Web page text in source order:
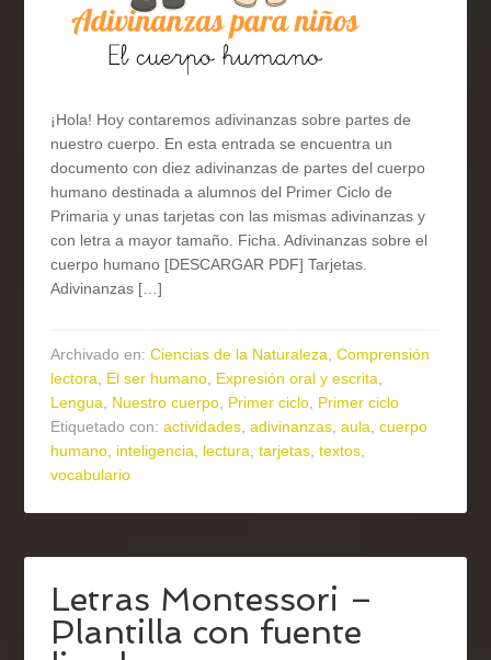
¡Hola! Hoy contaremos adivinanzas sobre partes de
nuestro cuerpo. En esta entrada se encuentra un
documento con diez adivinanzas de partes del cuerpo
humano destinada a alumnos del Primer Ciclo de
Primaria y unas tarjetas con las mismas adivinanzas y
con letra a mayor tamaño. Ficha. Adivinanzas sobre el
cuerpo humano [DESCARGAR PDF] Tarjetas.
Adivinanzas […]
Archivado en:Ciencias de la Naturaleza,Comprensión
lectora, El ser humano, Expresión oral y escrita,
Lengua, Nuestro cuerpo, Primer ciclo, Primer ciclo
Etiquetado con:actividades,adivinanzas,aula,cuerpo
humano, inteligencia, lectura,tarjetas,textos,
vocabulario
Letras Montessori –
Plantilla con fuente